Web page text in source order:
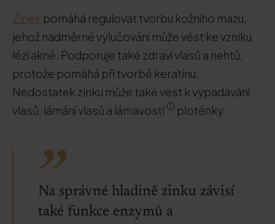
Zinek pomáhá regulovat tvorbu kožního mazu,
jehož nadměrné vylučování může vést ke vzniku
lézí akné. Podporuje také zdraví vlasů a nehtů,
protože pomáhá při tvorbě keratinu.
Nedostatek zinku může také vést k vypadávání
vlasů, lámání vlasů a lámavosti
ploténky.
Na správné hladině zinku závisí
také funkce enzymů a